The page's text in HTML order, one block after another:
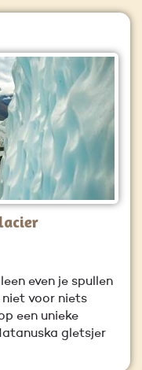
even je spullen
voor niets
een unieke
gletsjer